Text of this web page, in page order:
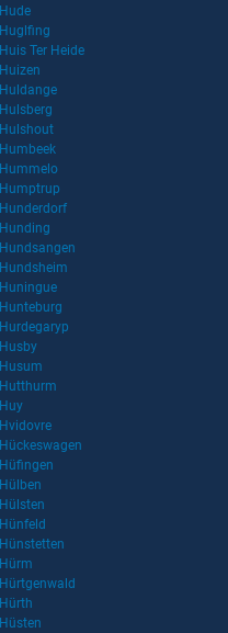
Hude
Huglfing
Huis Ter Heide
Huizen
Huldange
Hulsberg
Hulshout
Humbeek
Hummelo
Humptrup
Hunderdorf
Hunding
Hundsangen
Hundsheim
Huningue
Hunteburg
Hurdegaryp
Husby
Husum
Hutthurm
Huy
Hvidovre
Hückeswagen
Hüfingen
Hülben
Hülsten
Hünfeld
Hünstetten
Hürm
Hürtgenwald
Hürth
Hüsten